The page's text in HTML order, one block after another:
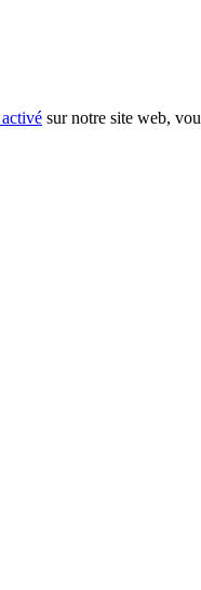
sur notre site web,